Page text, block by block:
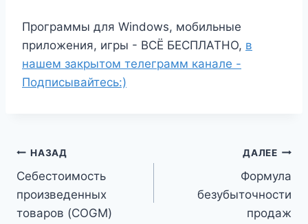
Программы для Windows, мобильные
приложения, игры - ВСЁ БЕСПЛАТНО, в
нашем закрытом телеграмм канале -
Подписывайтесь:)
Навигация
по
записям
НАЗАД
Себестоимость
произведенных
товаров (COGM)
ДАЛЕЕ
Формула
безубыточности
продаж